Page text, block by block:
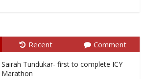
Recent Comment
Sairah Tundukar- first to complete ICY
Marathon